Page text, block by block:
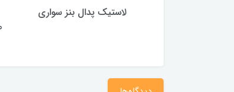
لاستیک پدال بنز سواری